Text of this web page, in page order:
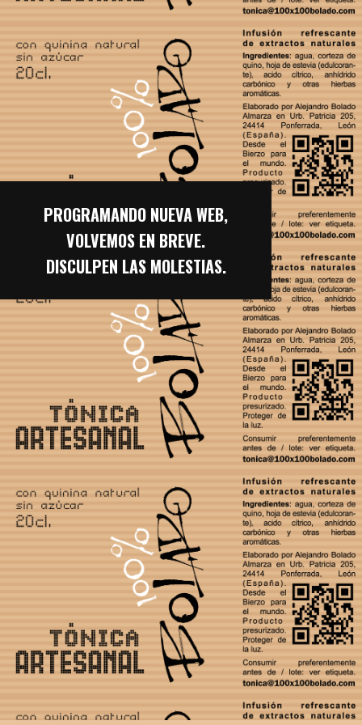
Saltar
al
contenido
PROGRAMANDO NUEVA WEB,
VOLVEMOS EN BREVE.
DISCULPEN LAS MOLESTIAS.